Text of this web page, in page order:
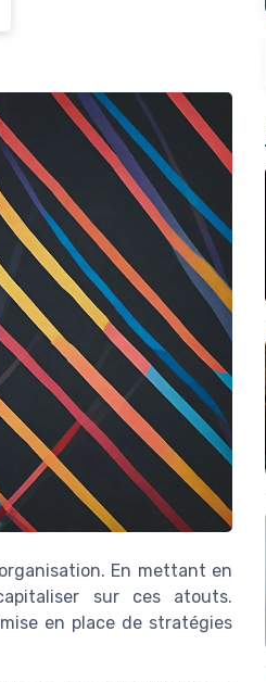
En mettant en
sur ces atouts.
en place de stratégies